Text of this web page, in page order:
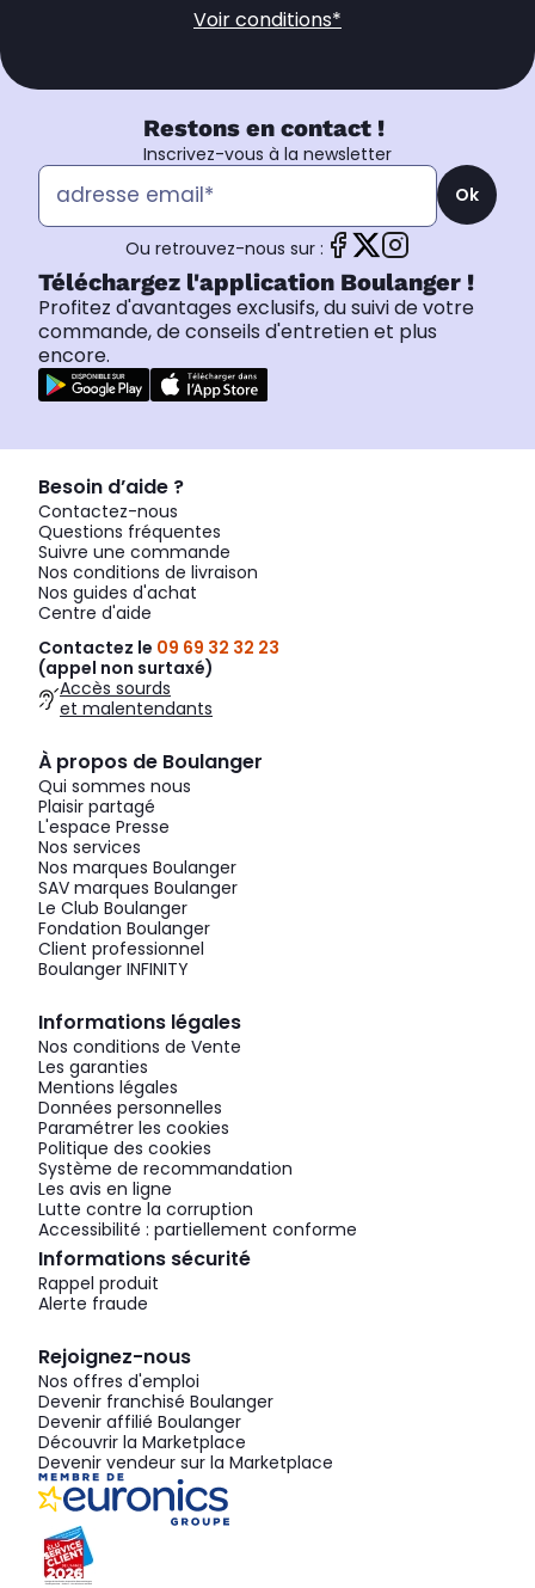
Voir conditions*
Restons en contact !
Inscrivez-vous à la newsletter
Ok
Ou retrouvez-nous sur :
Téléchargez l'application Boulanger !
Profitez d'avantages exclusifs, du suivi de votre
commande, de conseils d'entretien et plus
encore.
Besoin d’aide ?
Contactez-nous
Questions fréquentes
Suivre une commande
Nos conditions de livraison
Nos guides d'achat
Centre d'aide
Contactez le 09 69 32 32 23
(appel non surtaxé)
Accès sourds
et malentendants
À propos de Boulanger
Qui sommes nous
Plaisir partagé
L'espace Presse
Nos services
Nos marques Boulanger
SAV marques Boulanger
Le Club Boulanger
Fondation Boulanger
Client professionnel
Boulanger INFINITY
Informations légales
Nos conditions de Vente
Les garanties
Mentions légales
Données personnelles
Paramétrer les cookies
Politique des cookies
Système de recommandation
Les avis en ligne
Lutte contre la corruption
Accessibilité : partiellement conforme
Informations sécurité
Rappel produit
Alerte fraude
Rejoignez-nous
Nos offres d'emploi
Devenir franchisé Boulanger
Devenir affilié Boulanger
Découvrir la Marketplace
Devenir vendeur sur la Marketplace